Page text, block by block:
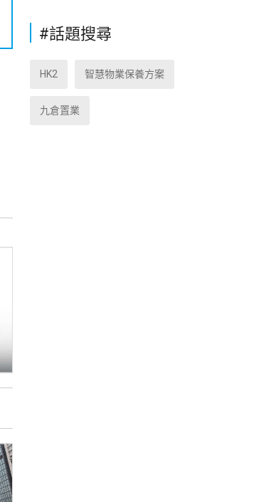
#話題搜尋
HK2 智慧物業保養方案
九倉置業